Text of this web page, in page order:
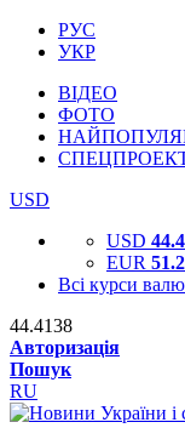
РУС
УКР
ВІДЕО
ФОТО
USD
USD
EUR
Всі курси
44.4138
Авторизація
Пошук
RU